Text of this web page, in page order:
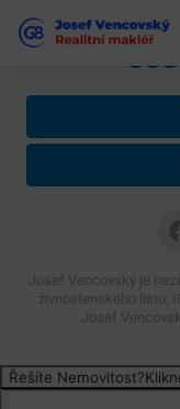
Josef Vencovský je
živnostenského listu,
Josef